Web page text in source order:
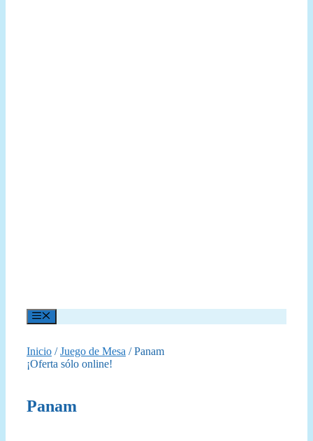
Menú
Inicio /Juego de Mesa / Panam
¡Oferta sólo online!
Panam